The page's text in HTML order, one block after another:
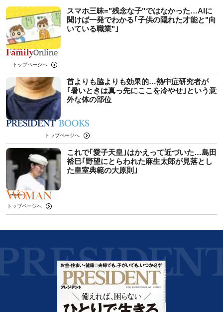
スマホ三昧="残念な子"ではなかった…AIに
聞けば一発でわかる｢子供の隠れた才能と"向
いている職業"｣
トップページへ
首よりも脇よりも効果的…熱中症研究者が
｢暑いときは真っ先にここを冷やせ｣という意
外な体の部位
トップページへ
これで｢愛子天皇｣はかえって近づいた…島田
裕巳｢野望にとらわれた麻生太郎が見落とし
た皇室典範の大原則｣
トップページへ